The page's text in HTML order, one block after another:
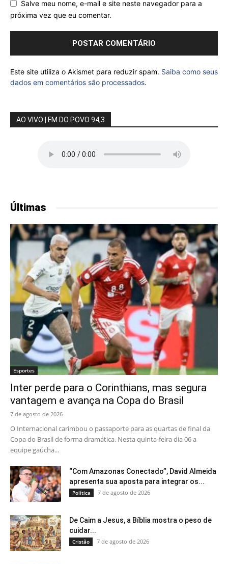
Salve meu nome, e-mail e site neste navegador para a
próxima vez que eu comentar.
Este site utiliza o Akismet para reduzir spam. Saiba como seus
dados em comentários são processados.
AO VIVO | FM DO POVO 94,3
Últimas
Esportes
Inter perde para o Corinthians, mas segura
vantagem e avança na Copa do Brasil
7 de agosto de 2026
O Internacional carimbou o passaporte para as quartas de final da
Copa do Brasil de forma dramática. Nesta quinta-feira dia 06 a
equipe gaúcha...
“Com Amazonas Conectado”, David Almeida
apresenta sua aposta para integrar os...
Política 7 de agosto de 2026
De Caim a Jesus, a Bíblia mostra o peso de
cuidar...
Cristão 7 de agosto de 2026